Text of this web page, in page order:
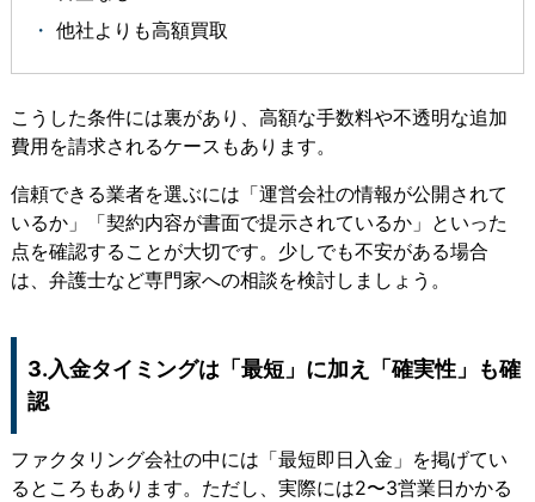
他社よりも高額買取
こうした条件には裏があり、高額な手数料や不透明な追加
費用を請求されるケースもあります。
信頼できる業者を選ぶには 「運営会社の情報が公開されて
いるか」「契約内容が書面で提示されているか」といった
点を確認することが大切です。少しでも不安がある場合
は、弁護士など専門家への相談を検討しましょう。
3.入金タイミングは「最短」に加え「確実性」も確
認
ファクタリング会社の中には「最短即日入金」を掲げてい
るところもあります。ただし、 実際には2〜3営業日かかる